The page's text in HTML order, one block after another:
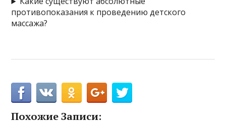
противопоказания к проведению детского
массажа?
Похожие Записи: